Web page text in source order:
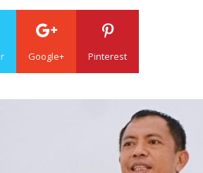
Google+ Pinterest